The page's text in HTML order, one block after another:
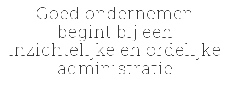
Goed ondernemen
begint bij een
inzichtelijke en ordelijke
administratie